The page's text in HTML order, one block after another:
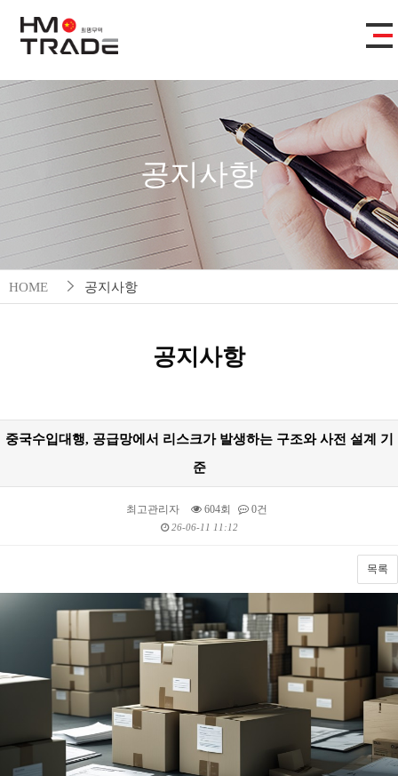
공지사항
HOME 공지사항
공지사항
중국수입대행, 공급망에서 리스크가 발생하는 구조와 사전 설계 기
준
최고관리자 604회 0건
26-06-11 11:12
목록